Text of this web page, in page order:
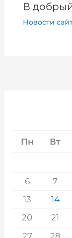
В
Новости
Пн Вт
6
7
13
14
20
21
27
28